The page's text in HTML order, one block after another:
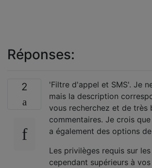
Réponses:
2
'Filtre d'appel et SMS'. Je
mais la description
vous recherchez et de très
commentaires. Je crois
a également des options
Les privilèges requis sur
cependant supérieurs à